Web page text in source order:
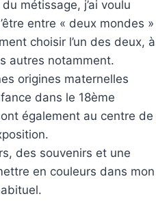
métissage, j’ai voulu
entre « deux mondes »
choisir l’un des deux, à
autres notamment.
origines maternelles
dans le 18ème
également au centre de
des souvenirs et une
en couleurs dans mon